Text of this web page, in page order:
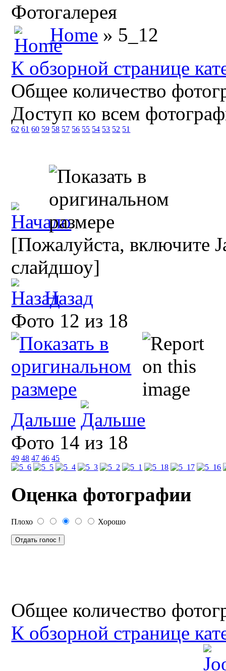
Фотогалерея
Home » 5_12
К обзорной странице
Общее количество
Доступ ко всем
62 61 60 59 58 57 56 55 54 53 52 51
[Пожалуйста, включите
слайдшоу]
Назад
Фото 12 из 18
Дальше
Фото 14 из 18
49 48 47 46 45
Оценка фотографии
Плохо Хорошо
Общее количество
К обзорной странице